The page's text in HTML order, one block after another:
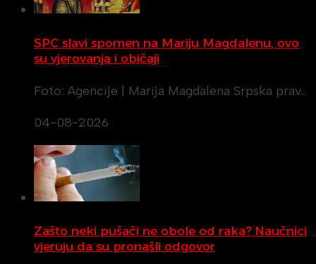
SPC slavi spomen na Mariju Magdalenu, ovo
su vjerovanja i običaji
Foto: Agencije | Marija Magdalena Srpska prav…
04-08-2026
Zašto neki pušači ne obole od raka? Naučnici
vjeruju da su pronašli odgovor